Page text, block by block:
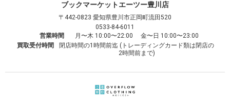
ブックマーケットエーツー豊川店
〒442-0823 愛知県豊川市正岡町流田520
0533-84-6011
営業時間
月〜木 10:00〜22:00 金〜日 10:00〜23:00
買取受付時間
閉店時間の1時間前迄 (トレーディングカード類は閉店の
2時間前まで)